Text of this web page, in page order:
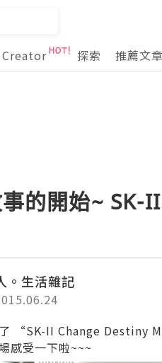
Creator 探索 推薦文章
的開始~
。生活雜記
“SK-II Change Destiny
感受一下啦~~~